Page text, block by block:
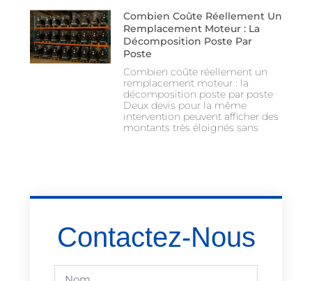
Combien Coûte Réellement Un
Remplacement Moteur : La
Décomposition Poste Par
Poste
Combien coûte réellement un
remplacement moteur : la
décomposition poste par poste
Deux devis pour la même
intervention peuvent afficher des
montants très éloignés sans
Contactez-Nous